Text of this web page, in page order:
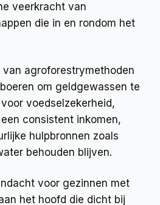
veerkracht van
die in en rondom het
van agroforestrymethoden
om geldgewassen te
voedselzekerheid,
consistent inkomen,
hulpbronnen zoals
behouden blijven.
voor gezinnen met
het hoofd die dicht bij